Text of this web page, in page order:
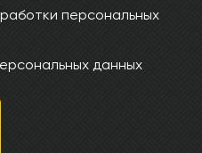
персональных
данных